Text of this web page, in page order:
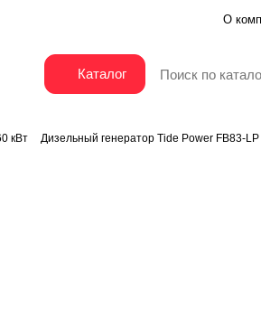
О
Каталог
кВт Дизельный генератор Tide Power FB83-LP
Tide Power FB83-LP